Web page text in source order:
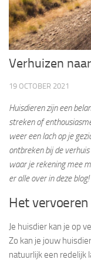
Verhuizen
19 OCTOBER 2021
Huisdieren zijn een
streken of
weer een lach op je
ontbreken bij de
waar je rekening mee
er alle over in deze blog!
Het
Je huisdier kan je op
Zo kan je jouw
natuurlijk een redelijk